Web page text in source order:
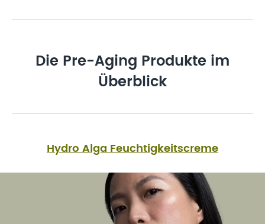
Die Pre-Aging Produkte im
Überblick
Hydro Alga Feuchtigkeitscreme